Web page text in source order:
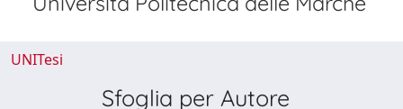
UNITesi
Sfoglia per Autore